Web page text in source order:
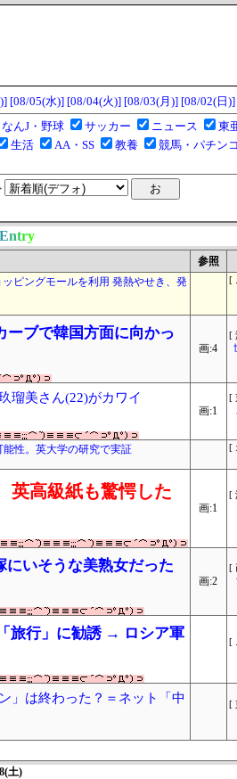
[08/05(水)] [08/04(火)] [08/03(月)] [08/02(日)]
なんJ・野球 サッカー ニュース 東
生活 AA・SS 教養 競馬・パチンコ
Entry
参照
ピングモールを利用 発熱やせき、発
[
ーブで韓国方面に向かっ
画:4
[
瑠美さん(22)がカワイ
画:1
[
能性。英大学の研究で実証
[
英高級紙も驚愕した
画:1
[
にいそうな美熟女だった
画:2
[
旅行」に勧誘 → ロシア軍
[
」は終わった？＝ネット「中
[
土)